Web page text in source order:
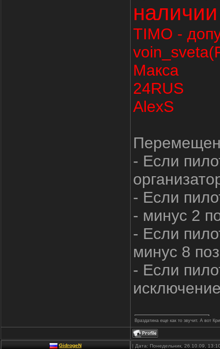
TIMO -
Макса
24RUS
AlexS
- Если
- Если
- минус 2
- Если
минус 8
- Если
Враздатина еще как то звучит. А вот
GidrogeN | Дата: Понедельник, 26.10.09,